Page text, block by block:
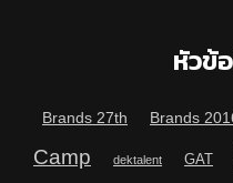
หัวข้
Brands 27th Brands
Camp
dektalent GAT